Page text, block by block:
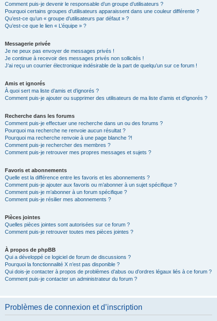
Comment puis-je devenir le responsable d’un groupe d’utilisateurs ?
Pourquoi certains groupes d’utilisateurs apparaissent dans une couleur différente ?
Qu’est-ce qu’un « groupe d’utilisateurs par défaut » ?
Qu’est-ce que le lien « L’équipe » ?
Messagerie privée
Je ne peux pas envoyer de messages privés !
Je continue à recevoir des messages privés non sollicités !
J’ai reçu un courrier électronique indésirable de la part de quelqu’un sur ce forum !
Amis et ignorés
À quoi sert ma liste d’amis et d’ignorés ?
Comment puis-je ajouter ou supprimer des utilisateurs de ma liste d’amis et d’ignorés ?
Recherche dans les forums
Comment puis-je effectuer une recherche dans un ou des forums ?
Pourquoi ma recherche ne renvoie aucun résultat ?
Pourquoi ma recherche renvoie à une page blanche ?!
Comment puis-je rechercher des membres ?
Comment puis-je retrouver mes propres messages et sujets ?
Favoris et abonnements
Quelle est la différence entre les favoris et les abonnements ?
Comment puis-je ajouter aux favoris ou m’abonner à un sujet spécifique ?
Comment puis-je m’abonner à un forum spécifique ?
Comment puis-je résilier mes abonnements ?
Pièces jointes
Quelles pièces jointes sont autorisées sur ce forum ?
Comment puis-je retrouver toutes mes pièces jointes ?
À propos de phpBB
Qui a développé ce logiciel de forum de discussions ?
Pourquoi la fonctionnalité X n’est pas disponible ?
Qui dois-je contacter à propos de problèmes d’abus ou d’ordres légaux liés à ce forum ?
Comment puis-je contacter un administrateur du forum ?
Problèmes de connexion et d’inscription